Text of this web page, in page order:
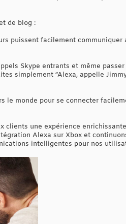
de blog :
puissent facilement communiquer
Skype entrants et même passer
simplement “Alexa, appelle
le monde pour se connecter
clients une expérience
Alexa sur Xbox et
intelligentes pour nos